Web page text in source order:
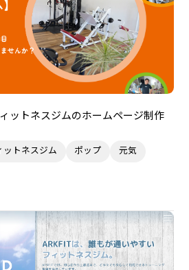
ットネスジムのホームページ制作
ットネスジム ポップ 元気